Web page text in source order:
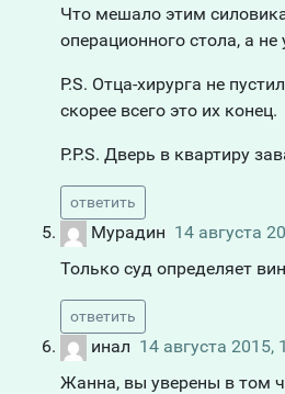
Что мешало этим
операционного стола, а не
P.S. Отца-хирурга не
скорее всего это их конец.
P.P.S. Дверь в квартиру
ответить
Мурадин 14 августа
Только суд определяет
ответить
инал 14 августа 2015,
Жанна, вы уверены в том